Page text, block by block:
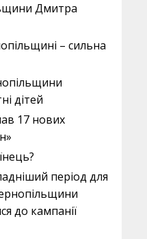
Дмитра
– сильна
дітей
17 нових
період для
до кампанії